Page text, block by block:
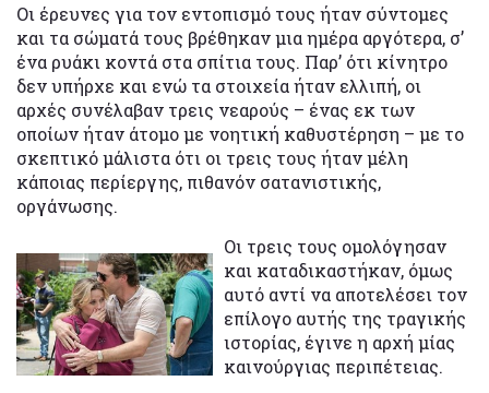
Οι έρευνες για τον εντοπισμό τους ήταν σύντομες
και τα σώματά τους βρέθηκαν μια ημέρα αργότερα, σ’
ένα ρυάκι κοντά στα σπίτια τους. Παρ’ ότι κίνητρο
δεν υπήρχε και ενώ τα στοιχεία ήταν ελλιπή, οι
αρχές συνέλαβαν τρεις νεαρούς – ένας εκ των
οποίων ήταν άτομο με νοητική καθυστέρηση – με το
σκεπτικό μάλιστα ότι οι τρεις τους ήταν μέλη
κάποιας περίεργης, πιθανόν σατανιστικής,
οργάνωσης.
Οι τρεις τους ομολόγησαν
και καταδικαστήκαν, όμως
αυτό αντί να αποτελέσει τον
επίλογο αυτής της τραγικής
ιστορίας, έγινε η αρχή μίας
καινούργιας περιπέτειας.